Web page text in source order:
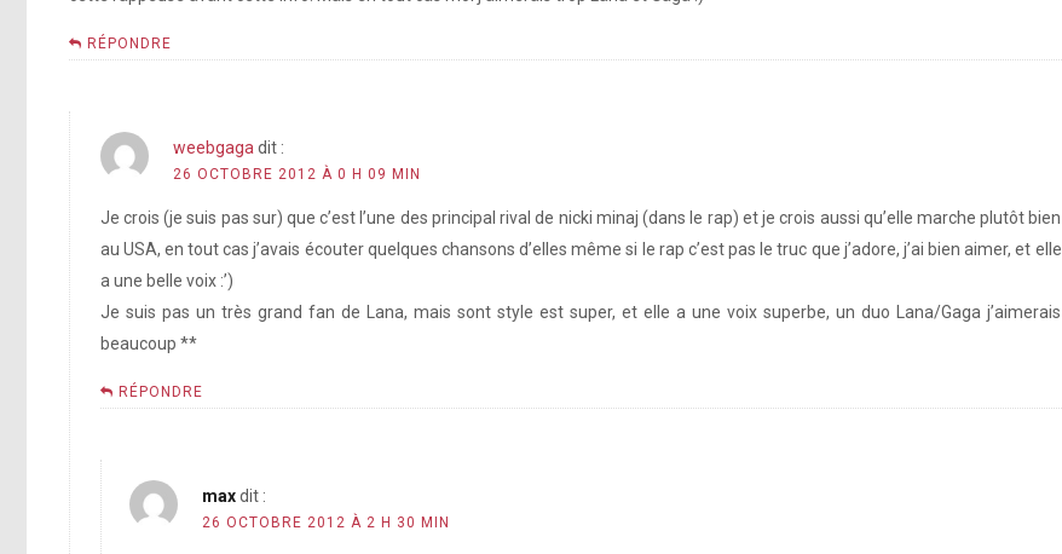
RÉPONDRE
weebgaga dit :
26 OCTOBRE 2012 À 0 H 09 MIN
Je crois (je suis pas sur) que c’est l’une des principal rival de nicki minaj (dans le rap) et je crois aussi qu’elle marche plutôt bien
au USA, en tout cas j’avais écouter quelques chansons d’elles même si le rap c’est pas le truc que j’adore, j’ai bien aimer, et elle
a une belle voix :’)
Je suis pas un très grand fan de Lana, mais sont style est super, et elle a une voix superbe, un duo Lana/Gaga j’aimerais
beaucoup **
RÉPONDRE
max dit :
26 OCTOBRE 2012 À 2 H 30 MIN